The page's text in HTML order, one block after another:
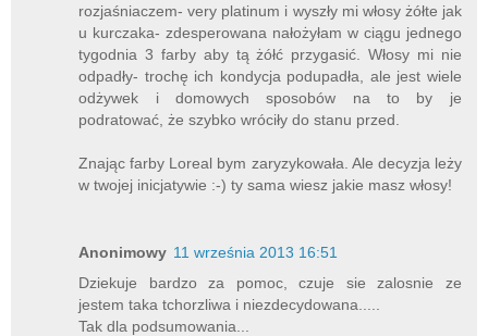
rozjaśniaczem- very platinum i wyszły mi włosy żółte jak
u kurczaka- zdesperowana nałożyłam w ciągu jednego
tygodnia 3 farby aby tą żółć przygasić. Włosy mi nie
odpadły- trochę ich kondycja podupadła, ale jest wiele
odżywek i domowych sposobów na to by je
podratować, że szybko wróciły do stanu przed.
Znając farby Loreal bym zaryzykowała. Ale decyzja leży
w twojej inicjatywie :-) ty sama wiesz jakie masz włosy!
Anonimowy 11 września 2013 16:51
Dziekuje bardzo za pomoc, czuje sie zalosnie ze
jestem taka tchorzliwa i niezdecydowana.....
Tak dla podsumowania...